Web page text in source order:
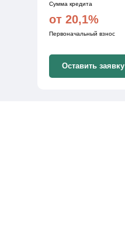
от 20,1%
Первоначальный взнос
Сумма кредита
Оставить заявку